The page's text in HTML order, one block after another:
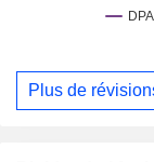
Plus de